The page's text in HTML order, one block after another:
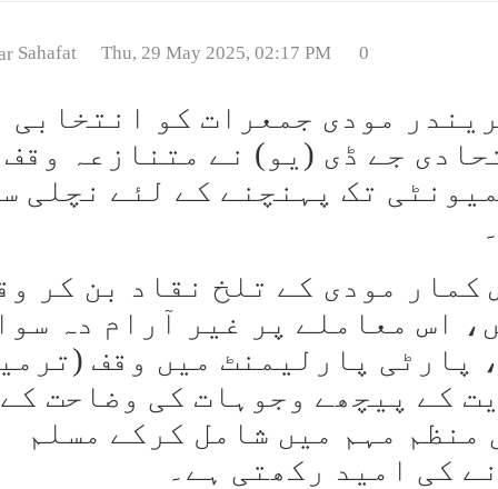
Sahafat Thu, 29 May 2025, 02:17 PM 0
مودی جمعرات کو انتخابی
جے ڈی (یو) نے متنازعہ وقف
تک پہنچنے کے لئے نچلی
مودی کے تلخ نقاد بن کر
اس معاملے پر غیر آرام دہ
پارٹی پارلیمنٹ میں وقف
کے پیچھے وجوہات کی وضاحت کے
مہم میں شامل کرکے مسلم
کی امید رکھتی ہے۔